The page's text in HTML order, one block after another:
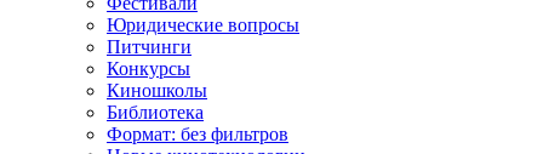
Юридические вопросы
Питчинги
Конкурсы
Киношколы
Библиотека
Формат: без фильтров